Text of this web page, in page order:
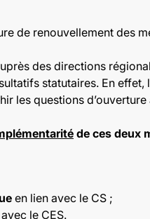
de renouvellement des
des directions
statutaires. En
les questions
de ces deux
en lien avec le CS ;
le CES.